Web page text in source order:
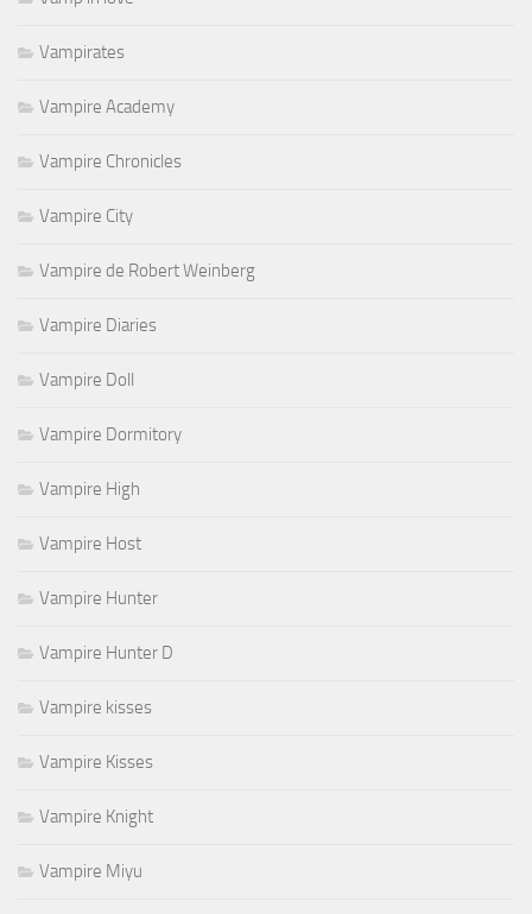
Vampirates
Vampire Academy
Vampire Chronicles
Vampire City
Vampire de Robert Weinberg
Vampire Diaries
Vampire Doll
Vampire Dormitory
Vampire High
Vampire Host
Vampire Hunter
Vampire Hunter D
Vampire kisses
Vampire Kisses
Vampire Knight
Vampire Miyu